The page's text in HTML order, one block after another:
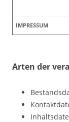
IMPRESSUM
Arten der